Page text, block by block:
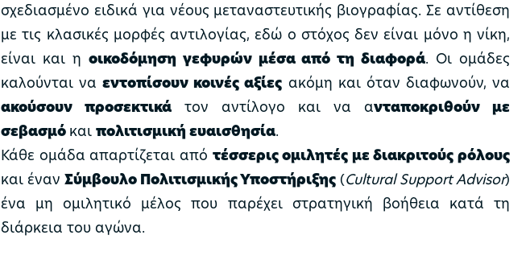
σχεδιασμένο ειδικά για νέους μεταναστευτικής βιογραφίας. Σε αντίθεση
με τις κλασικές μορφές αντιλογίας, εδώ ο στόχος δεν είναι μόνο η νίκη,
είναι και η οικοδόμηση γεφυρών μέσα από τη διαφορά. Οι ομάδες
καλούνται ναεντοπίσουν κοινές αξίες ακόμη και όταν διαφωνούν, να
ακούσουν προσεκτικά τον αντίλογο και να ανταποκριθούν με
σεβασμό και πολιτισμική ευαισθησία.
Κάθε ομάδα απαρτίζεται από τέσσερις ομιλητές με διακριτούς ρόλους
και έναν Σύμβουλο Πολιτισμικής Υποστήριξης (Cultural Support Advisor)
ένα μη ομιλητικό μέλος που παρέχει στρατηγική βοήθεια κατά τη
διάρκεια του αγώνα.